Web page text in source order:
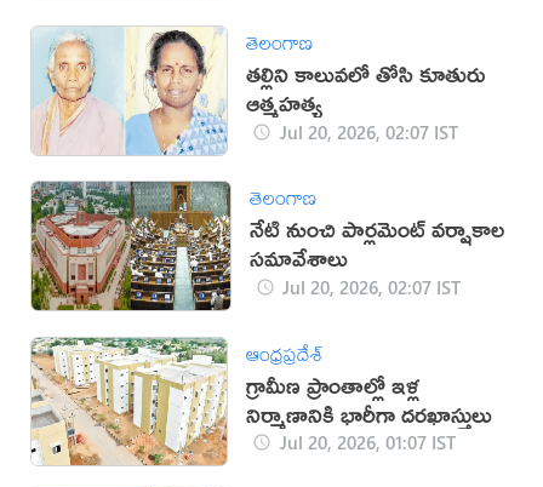
తెలంగాణ
తల్లిని కాలువలో తోసి కూతురు
ఆత్మహత్య
Jul 20, 2026, 02:07 IST
తెలంగాణ
నేటి నుంచి పార్లమెంట్‌ వర్షాకాల
సమావేశాలు
Jul 20, 2026, 02:07 IST
ఆంధ్రప్రదేశ్
గ్రామీణ ప్రాంతాల్లో ఇళ్ల
నిర్మాణానికి భారీగా దరఖాస్తులు
Jul 20, 2026, 01:07 IST